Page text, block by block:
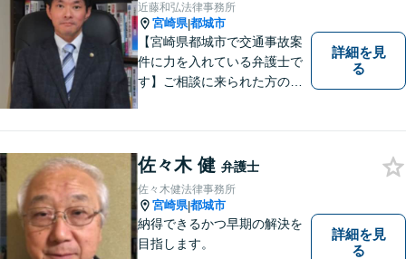
近藤和弘法律事務所
宮崎県|都城市
【宮崎県都城市で交通事故案
件に力を入れている弁護士で
す】ご相談に来られた方の話
は，依頼者が希望されるベス
トな解決に至るよう最善を尽
くします。お気軽にご相談く
ださい。
詳細を見
る
佐々木 健 弁護士
佐々木健法律事務所
宮崎県|都城市
納得できるかつ早期の解決を
目指します。
詳細を見
る